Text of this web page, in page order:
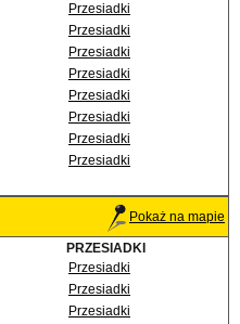
Przesiadki
Przesiadki
Przesiadki
Przesiadki
Przesiadki
Przesiadki
Przesiadki
Przesiadki
Pokaż na mapie
PRZESIADKI
Przesiadki
Przesiadki
Przesiadki